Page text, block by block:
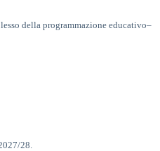
della programmazione educativo–
28.